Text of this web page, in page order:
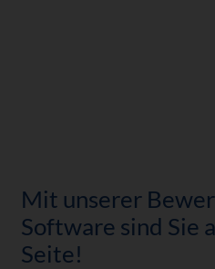
Mit unserer
Software sind Sie
Seite!